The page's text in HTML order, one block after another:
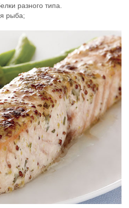
разного типа.
рыба;